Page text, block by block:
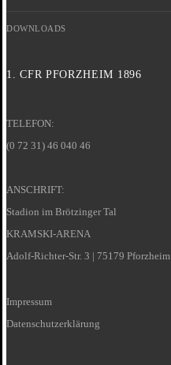
DOWNLOADS
1. CFR PFORZHEIM 1896
TELEFON:
(0 72 31) 46 040 46
ANSCHRIFT:
Stadion im Brötzinger Tal
KRAMSKI-ARENA
Adolf-Richter-Str. 3 | 75179 Pforzheim
Impressum
Datenschutzerklärung